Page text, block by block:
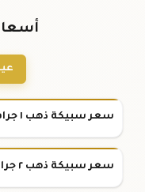
سعر سبيكة ذهب ١ جرام عيار ٢٤
سعر سبيكة ذهب ٢ جرام عيار ٢٤